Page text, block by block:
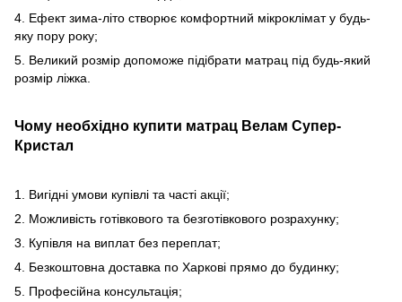
4. Ефект зима-літо створює комфортний мікроклімат у будь-
яку пору року;
5. Великий розмір допоможе підібрати матрац під будь-який
розмір ліжка.
Чому необхідно купити матрац Велам Супер-
Кристал
1. Вигідні умови купівлі та часті акції;
2. Можливість готівкового та безготівкового розрахунку;
3. Купівля на виплат без переплат;
4. Безкоштовна доставка по Харкові прямо до будинку;
5. Професійна консультація;